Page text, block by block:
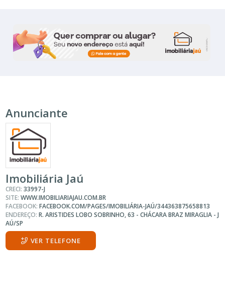
Anunciante
Imobiliária Jaú
CRECI:33997-J
SITE:WWW.IMOBILIARIAJAU.COM.BR
FACEBOOK:FACEBOOK.COM/PAGES/IMOBILIÁRIA-JAÚ/344363875658813
ENDEREÇO:R. ARISTIDES LOBO SOBRINHO, 63 - CHÁCARA BRAZ MIRAGLIA - J
AÚ/SP
VER TELEFONE